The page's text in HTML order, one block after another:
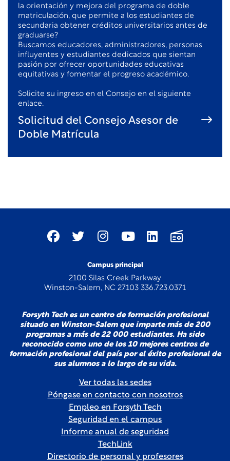
la orientación y mejora del programa de doble
matriculación, que permite a los estudiantes de
secundaria obtener créditos universitarios antes de
graduarse?
Buscamos educadores, administradores, personas
influyentes y estudiantes dedicados que sientan
pasión por ofrecer oportunidades educativas
equitativas y fomentar el progreso académico.
Solicite su ingreso en el Consejo en el siguiente
enlace.
Solicitud del Consejo Asesor de
Doble Matrícula
Campus principal
2100 Silas Creek Parkway
Winston-Salem, NC 27103 336.723.0371
Forsyth Tech es un centro de formación profesional
situado en Winston-Salem que imparte más de 200
programas a más de 22 000 estudiantes. Ha sido
reconocido como uno de los 10 mejores centros de
formación profesional del país por el éxito profesional de
sus alumnos a lo largo de su vida.
Ver todas las sedes
Póngase en contacto con nosotros
Empleo en Forsyth Tech
Seguridad en el campus
Informe anual de seguridad
TechLink
Directorio de personal y profesores